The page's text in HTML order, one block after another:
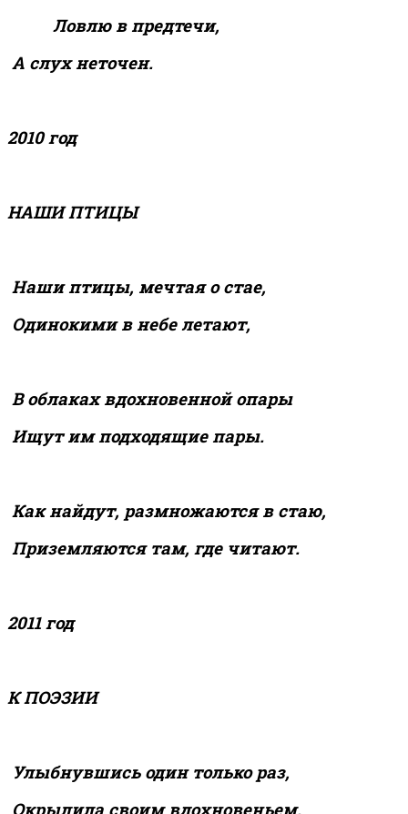
Ловлю в предтечи,
А слух неточен.
2010 год
НАШИ ПТИЦЫ
Наши птицы, мечтая о стае,
Одинокими в небе летают,
В облаках вдохновенной опары
Ищут им подходящие пары.
Как найдут, размножаются в стаю,
Приземляются там, где читают.
2011 год
К ПОЭЗИИ
Улыбнувшись один только раз,
Окрылила своим вдохновеньем,